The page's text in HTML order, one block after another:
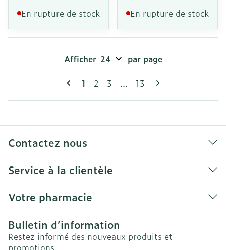
En rupture de stock En rupture de stock
Vous lisez actuellement la page
1 Page
2 Page
3 ... Page
13
Afficher par page
Contactez nous
Service à la clientèle
Votre pharmacie
Bulletin d’information
Restez informé des nouveaux produits et
promotions